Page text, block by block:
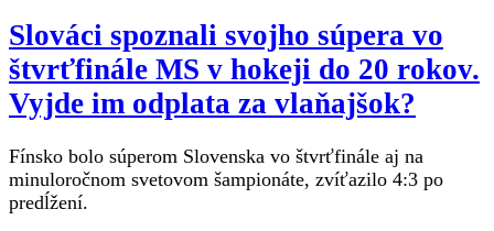
Slováci spoznali svojho súpera vo
štvrťfinále MS v hokeji do 20 rokov.
Vyjde im odplata za vlaňajšok?
Fínsko bolo súperom Slovenska vo štvrťfinále aj na
minuloročnom svetovom šampionáte, zvíťazilo 4:3 po
predĺžení.